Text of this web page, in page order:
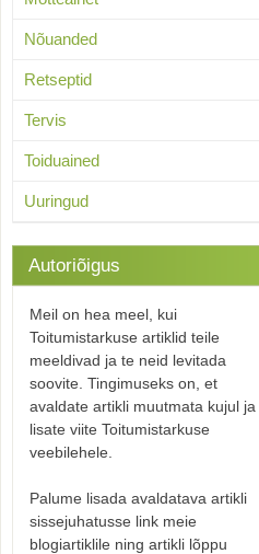
Nõuanded
Retseptid
Tervis
Toiduained
Uuringud
Autoriõigus
Meil on hea meel, kui
Toitumistarkuse artiklid teile
meeldivad ja te neid levitada
soovite. Tingimuseks on, et
avaldate artikli muutmata kujul ja
lisate viite Toitumistarkuse
veebilehele.
Palume lisada avaldatava artikli
sissejuhatusse link meie
blogiartiklile ning artikli lõppu